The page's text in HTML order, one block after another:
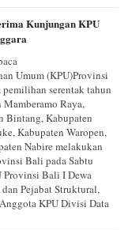
Kunjungan KPU
Umum (KPU)Provinsi
pemilihan serentak tahun
Raya,
Bintang, Kabupaten
Kabupaten Waropen,
Nabire melakukan
Bali pada Sabtu
Provinsi Bali I Dewa
Pejabat Struktural,
KPU Divisi Data